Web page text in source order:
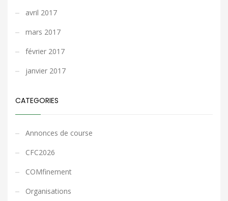
avril 2017
mars 2017
février 2017
janvier 2017
CATEGORIES
Annonces de course
CFC2026
COMfinement
Organisations